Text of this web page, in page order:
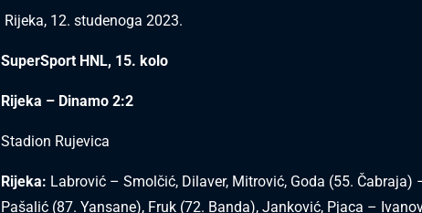
Rijeka, 12. studenoga 2023.
SuperSport HNL, 15. kolo
Rijeka – Dinamo 2:2
Stadion Rujevica
Rijeka: Labrović – Smolčić, Dilaver, Mitrović, Goda (55. Čabraja)
Pašalić (87. Yansane), Fruk (72. Banda), Janković, Pjaca –